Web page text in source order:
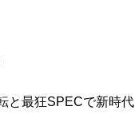
と最狂SPECで新時代